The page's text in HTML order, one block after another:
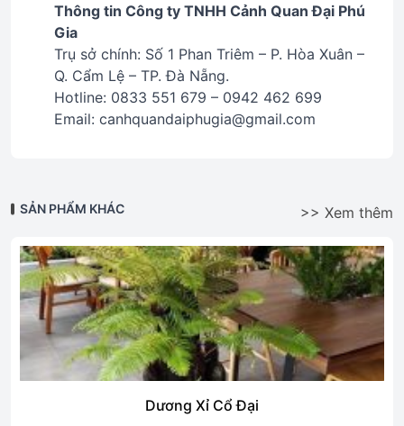
Thông tin Công ty TNHH Cảnh Quan Đại Phú
Gia
Trụ sở chính: Số 1 Phan Triêm – P. Hòa Xuân –
Q. Cẩm Lệ – TP. Đà Nẵng.
Hotline: 0833 551 679 – 0942 462 699
Email: canhquandaiphugia@gmail.com
SẢN PHẨM KHÁC >> Xem thêm